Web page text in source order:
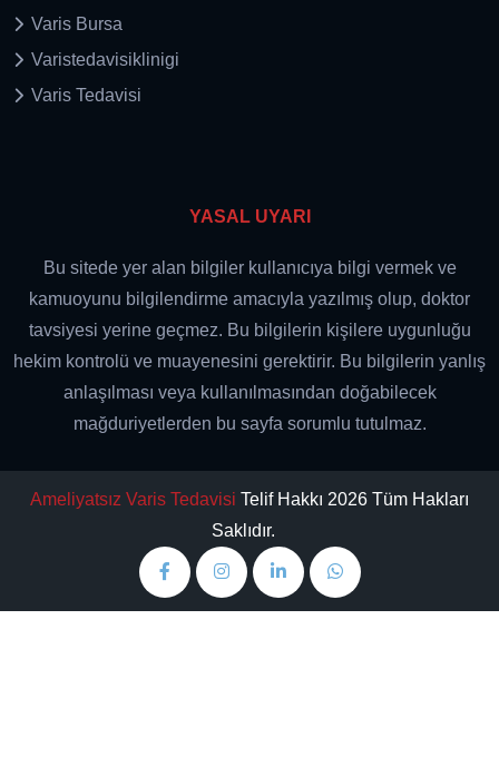
Varis Bursa
Varistedavisiklinigi
Varis Tedavisi
YASAL UYARI
Bu sitede yer alan bilgiler kullanıcıya bilgi vermek ve
kamuoyunu bilgilendirme amacıyla yazılmış olup, doktor
tavsiyesi yerine geçmez. Bu bilgilerin kişilere uygunluğu
hekim kontrolü ve muayenesini gerektirir. Bu bilgilerin yanlış
anlaşılması veya kullanılmasından doğabilecek
mağduriyetlerden bu sayfa sorumlu tutulmaz.
Ameliyatsız Varis Tedavisi Telif Hakkı 2026 Tüm Hakları
Saklıdır.